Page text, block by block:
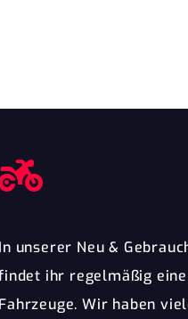
In unserer Neu &
ihr regelmäßig
Fahrzeuge. Wir haben